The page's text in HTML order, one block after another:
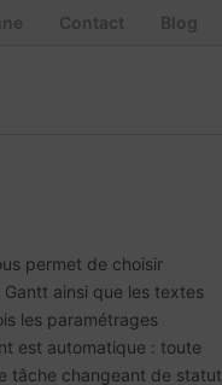
Contact Blog
permet de choisir
ainsi que les textes
les paramétrages
est automatique : toute
tâche changeant de statut